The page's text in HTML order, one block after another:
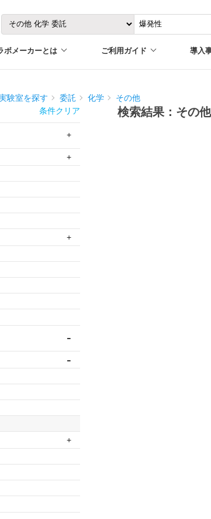
ボメーカーとは ご利用ガイド 導入
験室を探す 委託 化学 その他
条件クリア
+
+
+
-
-
+
検索結果：その